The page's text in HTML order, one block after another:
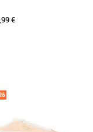
€
Puma pas cher et Promos
la culture de la course
vitesse, précision